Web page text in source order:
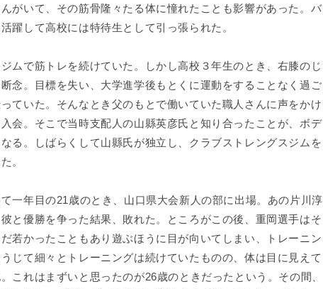
がいて、その筋骨隆々たる体に憧れたことも影響があった。バ
躍して高校には特待生として引っ張られた。
ムで筋トレを続けていた。しかし高校３年生のとき、右膝のじ
念。目標を失い、大学進学後もとくに運動をすることなく過ご
ていた。そんなとき父のもとで働いていた職人さんに声をかけ
会。そこで当時支配人の山縣英彦氏と知り合ったことが、ボデ
る。しばらくして山縣氏が独立し、クラブストレングスジムを
。
一年目の21歳のとき、山口県大会新人の部に出場。あの片川淳
と優勝を争った結果、敗れた。ところがこの後、重岡選手はそ
若かったこともあり遊ぶほうに目が向いてしまい、トレーニン
じて細々とトレーニングは続けていたものの、体は目に見えて
これはまずいと思ったのが26歳のときだったという。その間、